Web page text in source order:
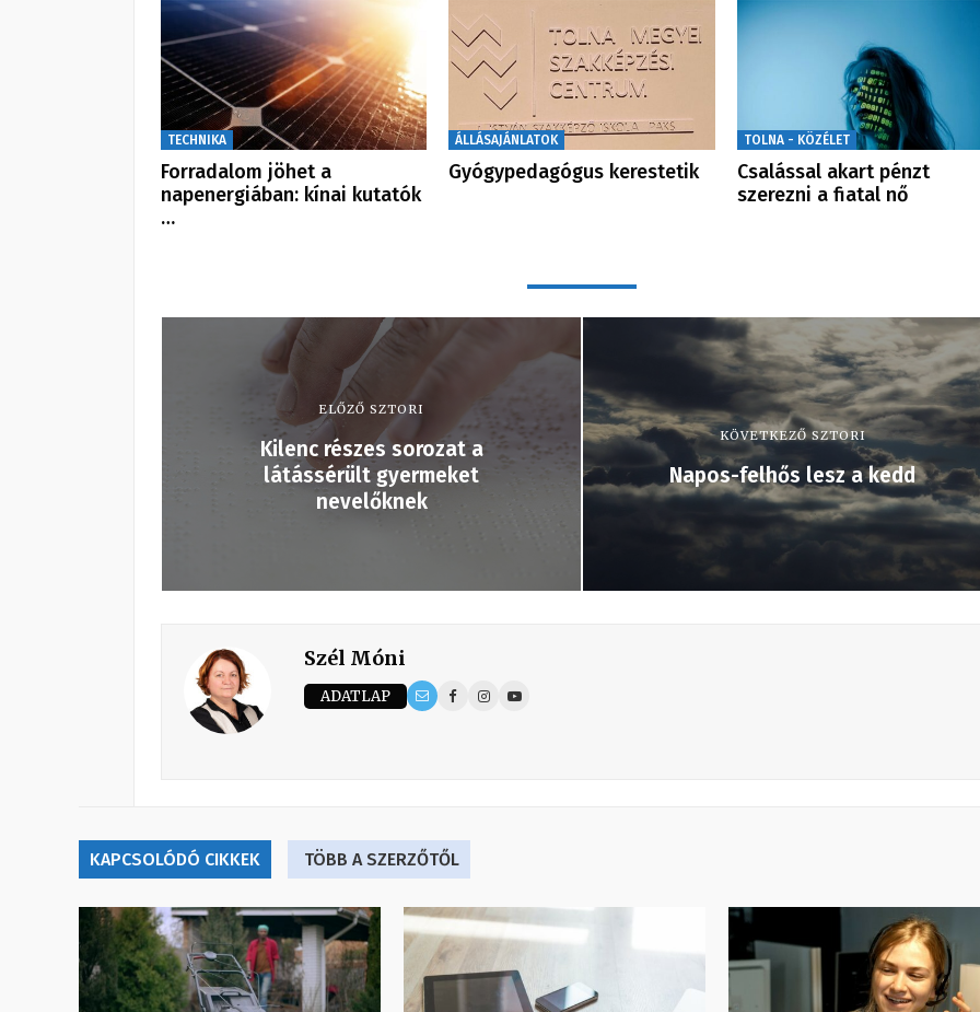
TECHNIKA
Forradalom jöhet a
napenergiában: kínai kutatók
…
ÁLLÁSAJÁNLATOK
Gyógypedagógus kerestetik
TOLNA - KÖZÉLET
Csalással akart pénzt
szerezni a fiatal nő
ELŐZŐ SZTORI
Kilenc részes sorozat a
látássérült gyermeket
nevelőknek
KÖVETKEZŐ SZTORI
Napos-felhős lesz a kedd
Szél Móni
ADATLAP
KAPCSOLÓDÓ CIKKEK TÖBB A SZERZŐTŐL